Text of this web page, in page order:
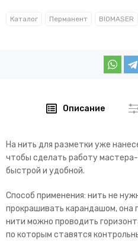
Каталог Перманент BIOMASER
Описание
На нить для разметки уже
чтобы сделать работу
быстрой и удобной.
Способ применения: нить не
прокрашивать карандашом, она
нити можно проводить
по которым ставятся